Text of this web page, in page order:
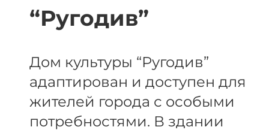
“Ругодив”
Дом культуры “Ругодив”
адаптирован и доступен для
жителей города с особыми
потребностями. В здании